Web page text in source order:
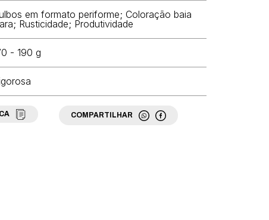
em formato periforme; Coloração baia
Rusticidade; Produtividade
- 190 g
COMPARTILHAR